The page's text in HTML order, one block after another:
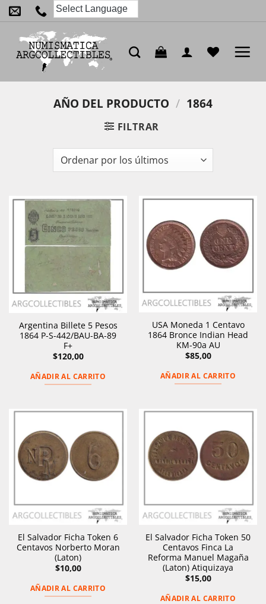
Saltar
al
contenido
AÑO DEL PRODUCTO / 1864
FILTRAR
Argentina Billete 5 Pesos
1864 P-S-442/BAU-BA-89
F+
$120,00
AÑADIR AL CARRITO
USA Moneda 1 Centavo
1864 Bronce Indian Head
KM-90a AU
$85,00
AÑADIR AL CARRITO
El Salvador Ficha Token 6
Centavos Norberto Moran
(Laton)
$10,00
AÑADIR AL CARRITO
El Salvador Ficha Token 50
Centavos Finca La
Reforma Manuel Magaña
(Laton) Atiquizaya
$15,00
AÑADIR AL CARRITO